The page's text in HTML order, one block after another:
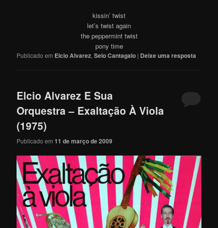
kissin’ twist
let’s twist again
the peppermint twist
pony time
Publicado em Elcio Alvarez,Selo Cantagalo | Deixe uma resposta
Elcio Alvarez E Sua
Orquestra – Exaltação À Viola
(1975)
Publicado em11 de março de 2009